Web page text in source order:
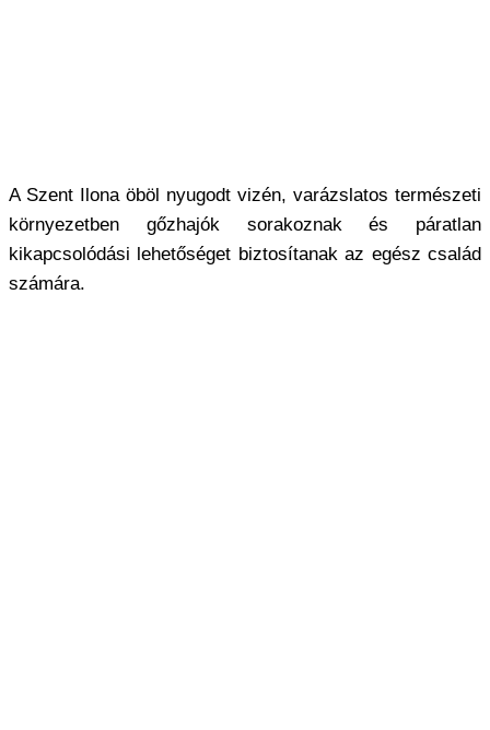
A Szent Ilona öböl nyugodt vizén, varázslatos természeti
környezetben gőzhajók sorakoznak és páratlan
kikapcsolódási lehetőséget biztosítanak az egész család
számára.